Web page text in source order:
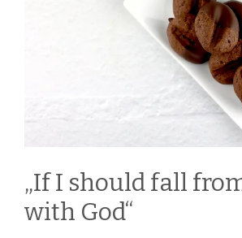
„If I should fall
with God“